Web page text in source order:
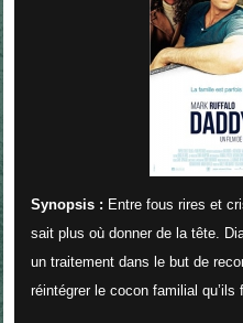
Synopsis : Entre fous rires et
sait plus où donner de la tête.
un traitement dans le but de
réintégrer le cocon familial